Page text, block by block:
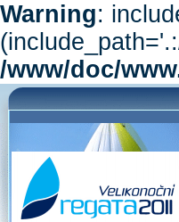
Warning:
/www/doc/